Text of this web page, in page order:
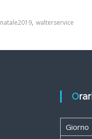
natale2019, walterservice
Giorno